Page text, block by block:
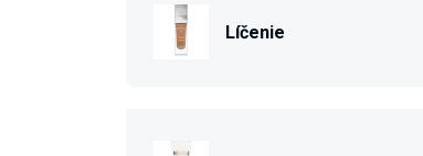
Líčenie